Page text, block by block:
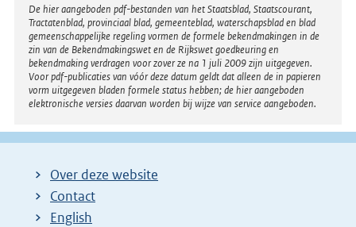
Disclaimer
De hier aangeboden pdf-bestanden van het Staatsblad, Staatscourant,
Tractatenblad, provinciaal blad, gemeenteblad, waterschapsblad en blad
gemeenschappelijke regeling vormen de formele bekendmakingen in de
zin van de Bekendmakingswet en de Rijkswet goedkeuring en
bekendmaking verdragen voor zover ze na 1 juli 2009 zijn uitgegeven.
Voor pdf-publicaties van vóór deze datum geldt dat alleen de in papieren
vorm uitgegeven bladen formele status hebben; de hier aangeboden
elektronische versies daarvan worden bij wijze van service aangeboden.
Over deze website
Contact
English